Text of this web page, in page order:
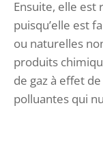
Ensuite, elle est
puisqu’elle est
ou naturelles
produits
de gaz à effet
polluantes qui